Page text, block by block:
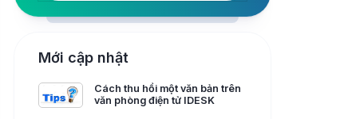
Mới cập nhật
Cách thu hồi một văn bản trên
văn phòng điện tử IDESK